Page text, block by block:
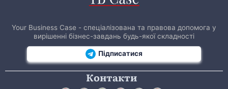
Your Business Case - спеціалізована та правова допомога у
вирішенні бізнес-завдань будь-якої складності
Підписатися
Контакти